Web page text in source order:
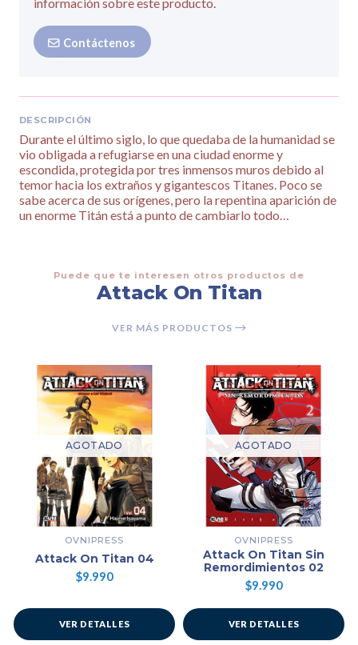
información sobre este producto.
Contáctenos
DESCRIPCIÓN
Durante el último siglo, lo que quedaba de la humanidad se
vio obligada a refugiarse en una ciudad enorme y
escondida, protegida por tres inmensos muros debido al
temor hacia los extraños y gigantescos Titanes. Poco se
sabe acerca de sus orígenes, pero la repentina aparición de
un enorme Titán está a punto de cambiarlo todo…
Puede que te interesen otros productos de
Attack On Titan
VER MÁS PRODUCTOS
AGOTADO
OVNIPRESS
Attack On Titan 04
$9.990
VER DETALLES
AGOTADO
OVNIPRESS
Attack On Titan Sin
Remordimientos 02
$9.990
VER DETALLES